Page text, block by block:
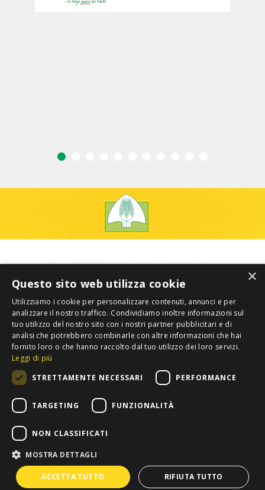
Copyright 2012 COLDIRETTI. Tutti i diritti riservati. -Privacy
Confederazione Nazionale Coltivatori Diretti
×
Questo sito web utilizza cookie
Utilizziamo i cookie per personalizzare contenuti, annunci e per
analizzare il nostro traffico. Condividiamo inoltre informazioni sul
tuo utilizzo del nostro sito con i nostri partner pubblicitari e di
analisi che potrebbero combinarle con altre informazioni che hai
fornito loro o che hanno raccolto dal tuo utilizzo dei loro servizi.
Leggi di più
STRETTAMENTE NECESSARI
PERFORMANCE
TARGETING FUNZIONALITÀ
NON CLASSIFICATI
MOSTRA DETTAGLI
ACCETTA TUTTO RIFIUTA TUTTO